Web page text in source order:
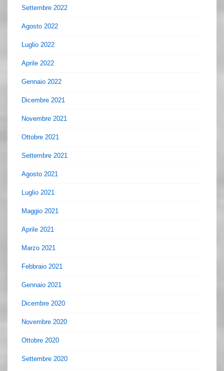
Settembre 2022
Agosto 2022
Luglio 2022
Aprile 2022
Gennaio 2022
Dicembre 2021
Novembre 2021
Ottobre 2021
Settembre 2021
Agosto 2021
Luglio 2021
Maggio 2021
Aprile 2021
Marzo 2021
Febbraio 2021
Gennaio 2021
Dicembre 2020
Novembre 2020
Ottobre 2020
Settembre 2020